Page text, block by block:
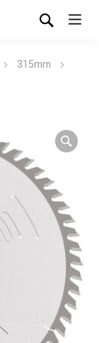
315mm